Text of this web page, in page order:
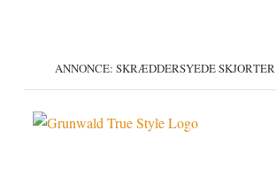
ANNONCE: SKRÆDDERSYEDE SKJORTER